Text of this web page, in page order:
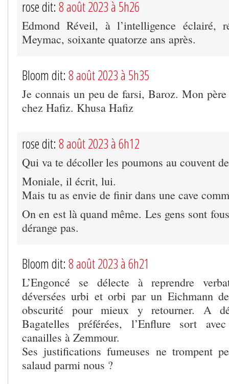
rose dit: 8 août 2023 à 5h26
Edmond Réveil, à l’intelligence éclairé,
Meymac, soixante quatorze ans après.
Bloom dit: 8 août 2023 à 5h35
Je connais un peu de farsi, Baroz. Mon
chez Hafiz. Khusa Hafiz
rose dit: 8 août 2023 à 6h12
Qui va te décoller les poumons au couvent
Moniale, il écrit, lui.
Mais tu as envie de finir dans une cave
On en est là quand même. Les gens sont
dérange pas.
Bloom dit: 8 août 2023 à 6h21
L’Engoncé se délecte à reprendre
déversées urbi et orbi par un Eichmann
obscurité pour mieux y retourner. A
Bagatelles préférées, l’Enflure sort
canailles à Zemmour.
Ses justifications fumeuses ne trompent
salaud parmi nous ?